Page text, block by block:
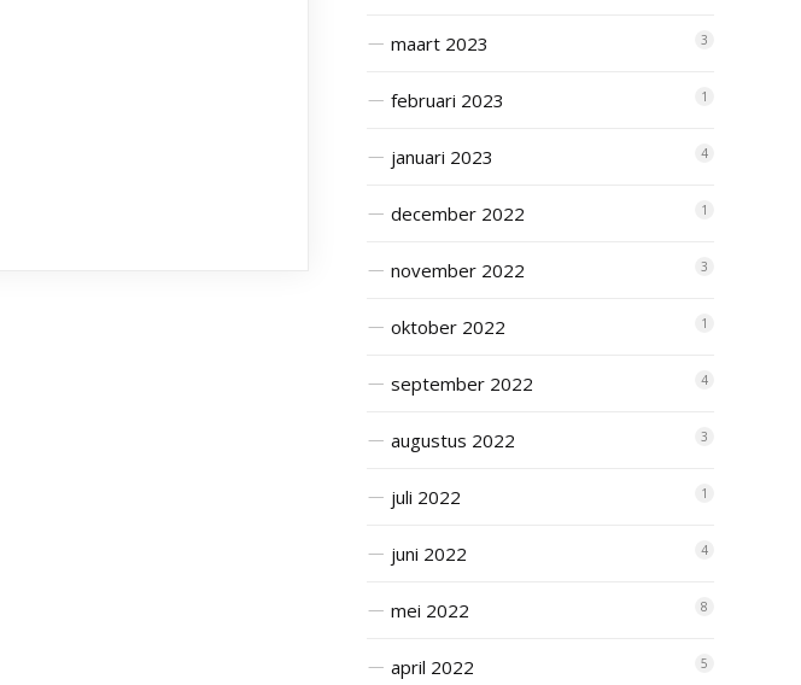
maart 2023 3
februari 2023 1
januari 2023 4
december 2022 1
november 2022 3
oktober 2022 1
september 2022 4
augustus 2022 3
juli 2022 1
juni 2022 4
mei 2022 8
april 2022 5